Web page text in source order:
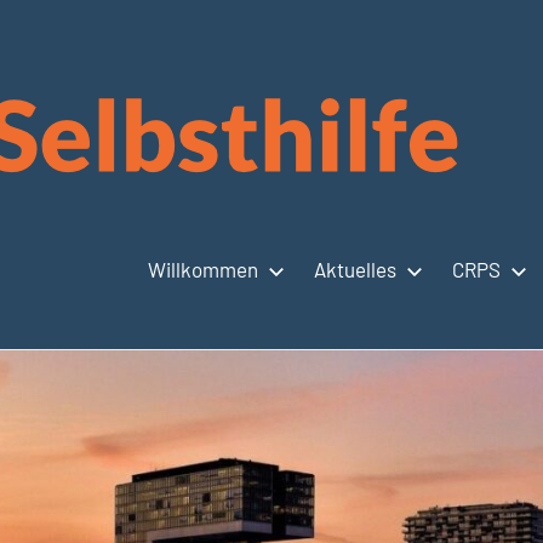
Willkommen Aktuelles CRPS